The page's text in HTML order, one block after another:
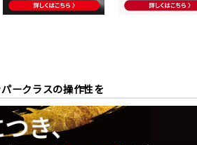
ークラスの操作性を